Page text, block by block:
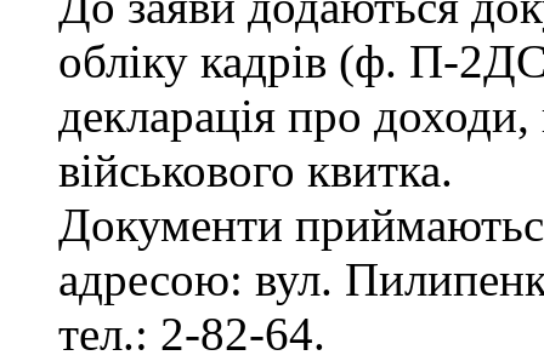
обліку кадрів (ф. П-
декларація про доходи,
військового квитка.
Документи
адресою: вул.
тел.: 2-82-64.